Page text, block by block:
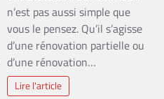
n’est pas aussi simple que
vous le pensez. Qu’il s’agisse
d’une rénovation partielle ou
d’une rénovation…
Lire l'article